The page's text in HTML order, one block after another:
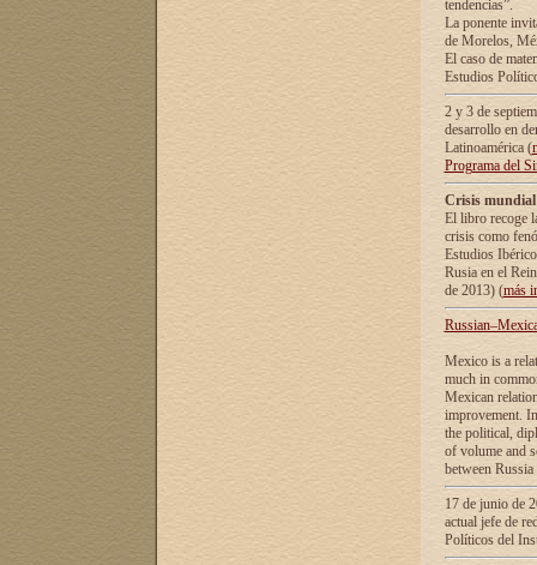
tendencias”.
La ponente
de Morelos,
El caso de
Estudios
2 y 3 de
desarrollo en
Latinoamérica (
Programa del
Crisis
El libro recoge
crisis como
Estudios
Rusia en el
de 2013) (más
Mexico is a
much in
Mexican
improvement.
the political,
of volume and
between
17 de junio de
actual jefe de
Políticos del